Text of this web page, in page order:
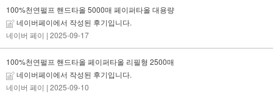
100%천연펄프 핸드타올 5000매 페이퍼타올 대용량
네이버페이에서 작성된 후기입니다.
네이버 페이 | 2025-09-17
100%천연펄프 핸드타올 페이퍼타올 리필형 2500매
네이버페이에서 작성된 후기입니다.
네이버 페이 | 2025-09-10